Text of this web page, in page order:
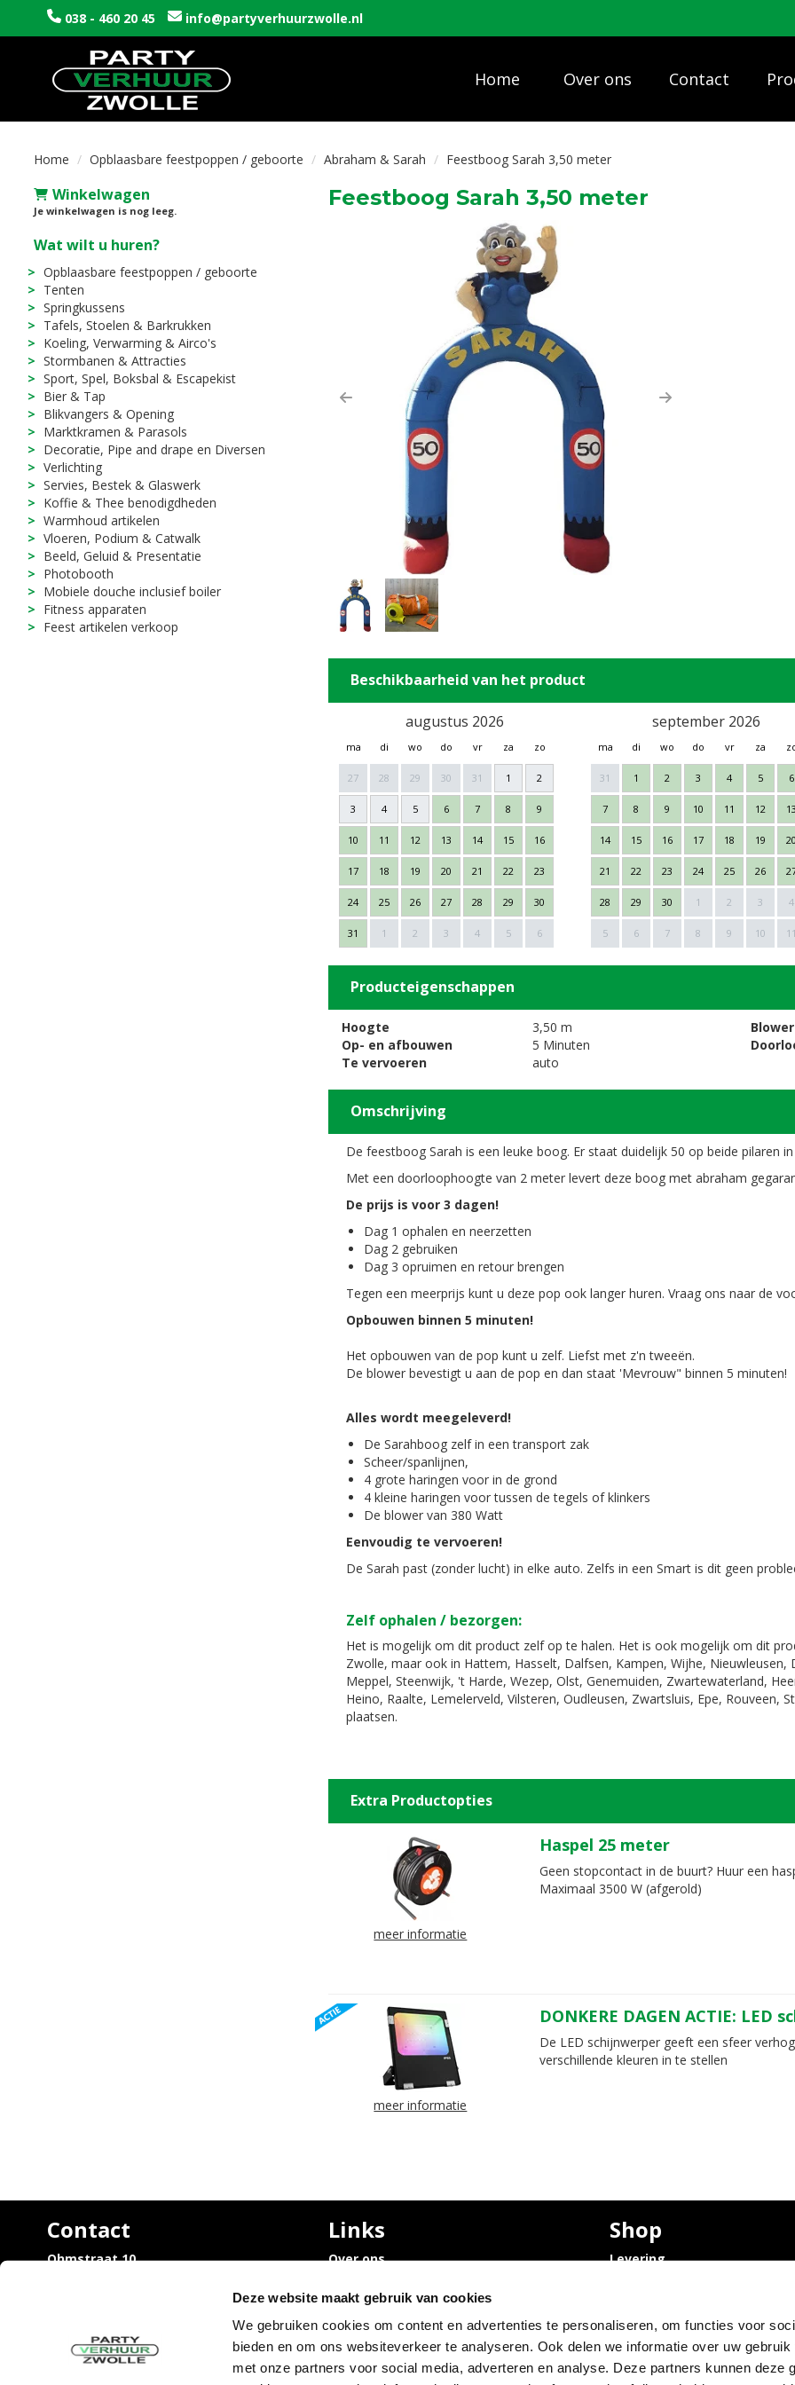
Deze website maakt gebruik van cookies
We gebruiken cookies om content en advertenties te personaliseren, om functies voor
bieden en om ons websiteverkeer te analyseren. Ook delen we informatie over uw
met onze partners voor social media, adverteren en analyse. Deze partners kunnen deze
038 - 460 20 45 info@partyverhuurzwolle.nl
Home Over ons Contact
Home Opblaasbare feestpoppen / geboorte Abraham & Sarah Feestboog Sarah 3,50 meter
Winkelwagen
Je winkelwagen is nog leeg.
Wat wilt u huren?
Opblaasbare feestpoppen / geboorte
Tenten
Springkussens
Tafels, Stoelen & Barkrukken
Koeling, Verwarming & Airco's
Stormbanen & Attracties
Sport, Spel, Boksbal & Escapekist
Bier & Tap
Blikvangers & Opening
Marktkramen & Parasols
Decoratie, Pipe and drape en Diversen
Verlichting
Servies, Bestek & Glaswerk
Koffie & Thee benodigdheden
Warmhoud artikelen
Vloeren, Podium & Catwalk
Beeld, Geluid & Presentatie
Photobooth
Mobiele douche inclusief boiler
Fitness apparaten
Feest artikelen verkoop
Feestboog Sarah 3,50 meter
Previous Next
Beschikbaarheid van het product
augustus 2026
ma di wo do vr za zo
27 28 29 30 31 1 2
3 4 5 6 7 8 9
10 11 12 13 14 15 16
17 18 19 20 21 22 23
24 25 26 27 28 29 30
31 1 2 3 4 5 6
september 2026
ma di wo do vr za
31 1 2 3 4 5 6
7 8 9 10 11 12 13
14 15 16 17 18 19 20
21 22 23 24 25 26
28 29 30 1 2 3 4
5 6 7 8 9 10 11
Producteigenschappen
Hoogte
3,50 m
Op- en afbouwen
5 Minuten
Te vervoeren
auto
Omschrijving
De feestboog Sarah is een leuke boog. Er staat duidelijk 50 op beide pilaren
Met een doorloophoogte van 2 meter levert deze boog met abraham
De prijs is voor 3 dagen!
Dag 1 ophalen en neerzetten
Dag 2 gebruiken
Dag 3 opruimen en retour brengen
Tegen een meerprijs kunt u deze pop ook langer huren. Vraag ons naar de
Opbouwen binnen 5 minuten!
Het opbouwen van de pop kunt u zelf. Liefst met z'n tweeën.
De blower bevestigt u aan de pop en dan staat 'Mevrouw" binnen 5 minuten!
Alles wordt meegeleverd!
De Sarahboog zelf in een transport zak
Scheer/spanlijnen,
4 grote haringen voor in de grond
4 kleine haringen voor tussen de tegels of klinkers
De blower van 380 Watt
Eenvoudig te vervoeren!
De Sarah past (zonder lucht) in elke auto. Zelfs in een Smart is dit geen
Zelf ophalen / bezorgen:
Het is mogelijk om dit product zelf op te halen. Het is ook mogelijk om dit
Zwolle, maar ook in Hattem, Hasselt, Dalfsen, Kampen, Wijhe,
Meppel, Steenwijk, 't Harde, Wezep, Olst, Genemuiden, Zwartewaterland,
Heino, Raalte, Lemelerveld, Vilsteren, Oudleusen, Zwartsluis, Epe, Rouveen,
plaatsen.
Extra Productopties
meer informatie
Haspel 25 meter
Geen stopcontact in de buurt? Huur een
Maximaal 3500 W (afgerold)
meer informatie
DONKERE DAGEN ACTIE: LED
De LED schijnwerper geeft een sfeer
verschillende kleuren in te stellen
Contact
Ohmstraat 10,
Links
Over ons
Trouwen / Bruiloft
Uitvaart / Condoleance
rondom Zwolle
Sarah en Abraham pop
Shop
Levering